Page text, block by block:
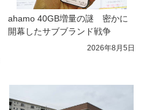
ahamo 40GB増量の謎　密かに
開幕したサブブランド戦争
2026年8月5日